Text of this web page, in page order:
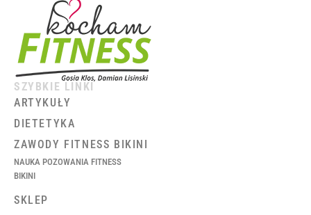
SZYBKIE LINKI
ARTYKUŁY
DIETETYKA
ZAWODY FITNESS BIKINI
NAUKA POZOWANIA FITNESS
BIKINI
SKLEP